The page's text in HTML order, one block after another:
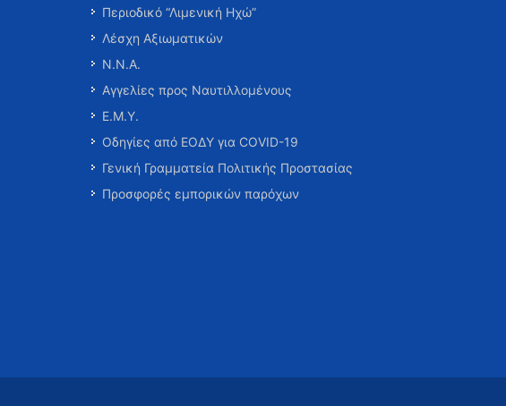
Περιοδικό “Λιμενική Ηχώ”
Λέσχη Αξιωματικών
Ν.Ν.Α.
Αγγελίες προς Ναυτιλλομένους
Ε.Μ.Υ.
Οδηγίες από ΕΟΔΥ για COVID-19
Γενική Γραμματεία Πολιτικής Προστασίας
Προσφορές εμπορικών παρόχων